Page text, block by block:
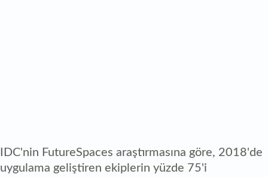
IDC'nin FutureSpaces araştırmasına göre, 2018'de
uygulama geliştiren ekiplerin yüzde 75'i